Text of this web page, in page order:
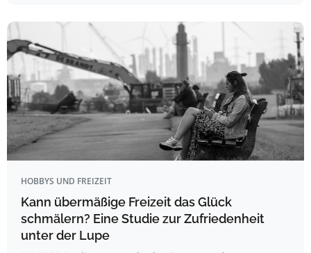
HOBBYS UND FREIZEIT
Kann übermäßige Freizeit das Glück
schmälern? Eine Studie zur Zufriedenheit
unter der Lupe